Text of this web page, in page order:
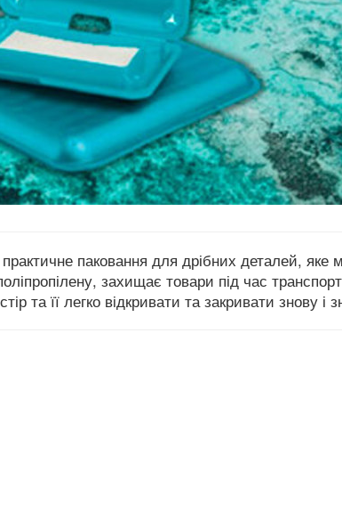
паковання для дрібних деталей, яке
захищає товари під час
та її легко відкривати та закривати знову і